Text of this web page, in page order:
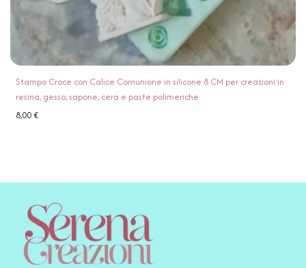
Stampo Croce con Calice Comunione in silicone 8 CM per creazioni in
resina, gesso, sapone, cera e paste polimeriche
8,00€